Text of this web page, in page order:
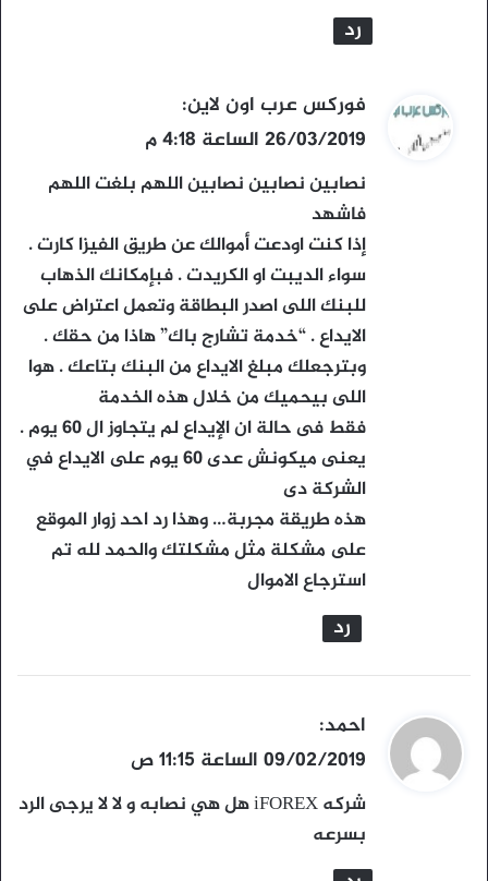
رد
ي
ق
و
ل
فوركس عرب اون لاين:
26/03/2019 الساعة 4:18 م
نصابين نصابين نصابين اللهم بلغت اللهم
فاشهد
إذا كنت اودعت أموالك عن طريق الفيزا كارت .
سواء الديبت او الكريدت . فبإمكانك الذهاب
للبنك اللى اصدر البطاقة وتعمل اعتراض على
الايداع . “خدمة تشارج باك” هاذا من حقك .
وبترجعلك مبلغ الايداع من البنك بتاعك . هوا
اللى بيحميك من خلال هذه الخدمة
فقط فى حالة ان الإيداع لم يتجاوز ال 60 يوم .
يعنى ميكونش عدى 60 يوم على الايداع في
الشركة دى
هذه طريقة مجربة… وهذا رد احد زوار الموقع
على مشكلة مثل مشكلتك والحمد لله تم
استرجاع الاموال
رد
ي
ق
و
ل
احمد:
09/02/2019 الساعة 11:15 ص
شركه iFOREX هل هي نصابه و لا لا يرجى الرد
بسرعه